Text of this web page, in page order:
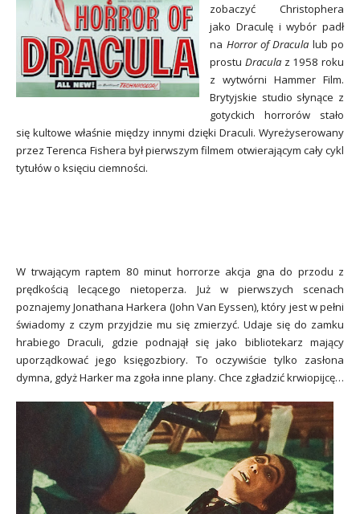
zobaczyć Christophera
jako Draculę i wybór padł
na Horror of Dracula lub po
prostu Draculaz 1958 roku
z wytwórni Hammer Film.
Brytyjskie studio słynące z
gotyckich horrorów stało
się kultowe właśnie między innymi dzięki Draculi. Wyreżyserowany
przez Terenca Fishera był pierwszym filmem otwierającym cały cykl
tytułów o księciu ciemności.
W trwającym raptem 80 minut horrorze akcja gna do przodu z
prędkością lecącego nietoperza. Już w pierwszych scenach
poznajemy Jonathana Harkera (John Van Eyssen), który jest w pełni
świadomy z czym przyjdzie mu się zmierzyć. Udaje się do zamku
hrabiego Draculi, gdzie podnajął się jako bibliotekarz mający
uporządkować jego księgozbiory. To oczywiście tylko zasłona
dymna, gdyż Harker ma zgoła inne plany. Chce zgładzić krwiopijcę…